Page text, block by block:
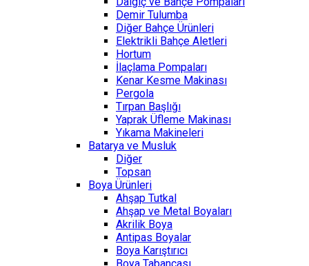
Demir Tulumba
Diğer Bahçe Ürünleri
Elektrikli Bahçe Aletleri
Hortum
İlaçlama Pompaları
Kenar Kesme Makinası
Pergola
Tırpan Başlığı
Yaprak Üfleme Makinası
Yıkama Makineleri
Batarya ve Musluk
Diğer
Topsan
Boya Ürünleri
Ahşap Tutkal
Ahşap ve Metal Boyaları
Akrilik Boya
Antipas Boyalar
Boya Karıştırıcı